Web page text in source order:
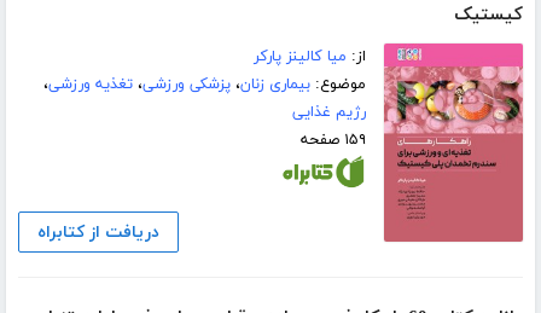
کیستیک
از: میا کالینز پارکر
موضوع:بیماری زنان،پزشکی ورزشی،تغذیه ورزشی،
رژیم غذایی
۱۵۹ صفحه
دریافت از کتابراه